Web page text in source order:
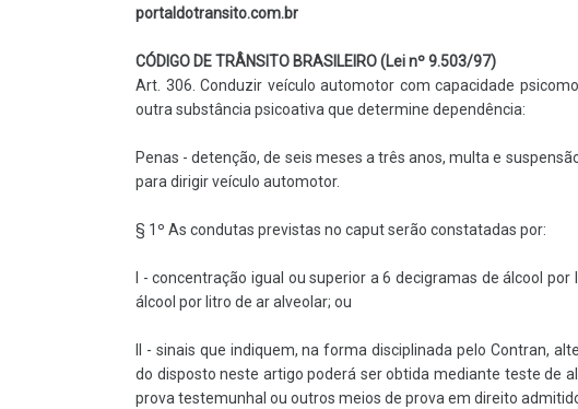
portaldotransito.com.br
CÓDIGO DE TRÂNSITO BRASILEIRO (Lei nº 9.503/97)
Art. 306. Conduzir veículo automotor com capacidade
outra substância psicoativa que determine dependência:
Penas - detenção, de seis meses a três anos, multa e
para dirigir veículo automotor.
§ 1º As condutas previstas no caput serão constatadas por:
I - concentração igual ou superior a 6 decigramas de álcool
álcool por litro de ar alveolar; ou
II - sinais que indiquem, na forma disciplinada pelo Contran,
do disposto neste artigo poderá ser obtida mediante teste de
prova testemunhal ou outros meios de prova em direito